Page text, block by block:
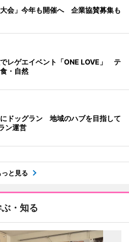
大会」今年も開催へ 企業協賛募集も
レゲエイベント「ONE LOVE」 テ
・自然
ドッグラン 地域のハブを目指して
ン運営
っと見る
・知る